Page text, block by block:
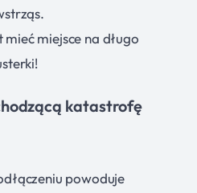
miejsce na długo
katastrofę
powoduje